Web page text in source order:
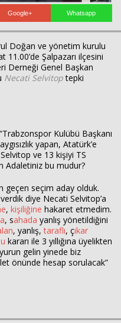
Google+ Whatsapp
Doğan ve yönetim kurulu
Şalpazarı ilçesini
Derneği Genel Başkan
Necati Selvitoptepki
Kulübü Başkanı
yapan, Atatürk’e
ve 13 kişiyi TS
Adaletiniz bu mudur?
geçen seçim aday olduk.
diye Necati Selvitop’a
, kişiliğine hakaret etmedim.
, sahada yanlış yönetildiğini
, yanlış, taraflı, çıkar
kararı ile 3 yıllığına üyelikten
gelin yinede biz
önünde hesap sorulacak”
Haberin Doğru Adresi.